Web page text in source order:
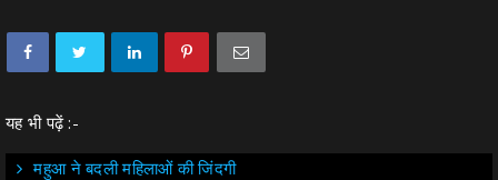
यह भी पढ़ें :-
महुआ ने बदली महिलाओं की जिंदगी